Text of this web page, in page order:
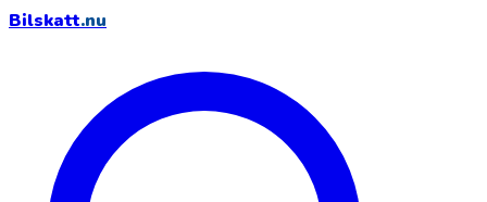
Bilskatt.nu